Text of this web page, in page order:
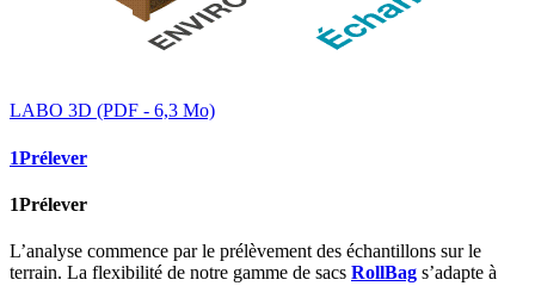
LABO 3D (PDF - 6,3 Mo)
1Prélever
1Prélever
L’analyse commence par le prélèvement des échantillons sur le
terrain. La flexibilité de notre gamme de sacs RollBag s’adapte à